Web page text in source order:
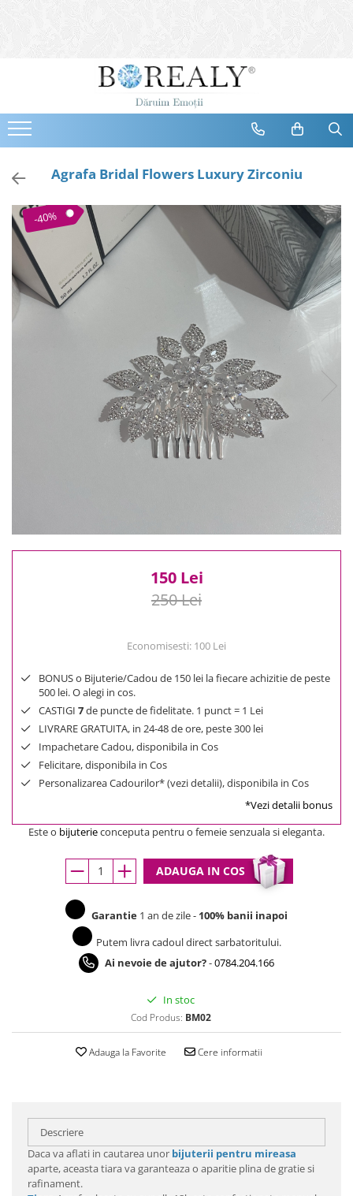
Bijuterii
Cercei
Bratari
Coliere
Brose
Tiare
Destinatari
Bijuterii Femei
Bijuterii Copii
Bijuterii Mirese
Cele mai vandute
Cele mai votate
200 Lei - 300 Lei
300 Lei - 500 Lei
Agrafa Bridal Flowers Luxury Zirconiu
-40%
150 Lei
250 Lei
Economisesti: 100 Lei
BONUS o Bijuterie/Cadou de 150 lei la fiecare achizitie de peste
500 lei. O alegi in cos.
CASTIGI 7de puncte de fidelitate. 1 punct = 1 Lei
LIVRARE GRATUITA, in 24-48 de ore, peste 300 lei
Impachetare Cadou, disponibila in Cos
Felicitare, disponibila in Cos
Personalizarea Cadourilor* (vezi detalii), disponibila in Cos
*Vezi detalii bonus
Este o bijuterieconceputa pentru o femeie senzuala si eleganta.
ADAUGA IN COS
Garantie 1 an de zile - 100% banii inapoi
Putem livra cadoul direct sarbatoritului.
Ai nevoie de ajutor?-0784.204.166
In stoc
Cod Produs: BM02
Adauga la Favorite Cere informatii
Descriere
Daca va aflati in cautarea unor bijuterii pentru mireasa
aparte, aceasta tiara va garanteaza o aparitie plina de gratie si
rafinament.